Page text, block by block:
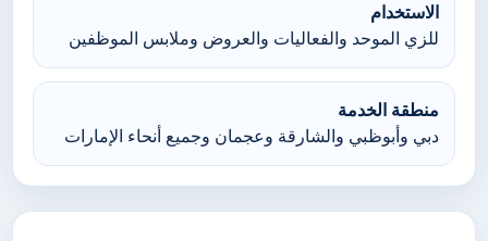
الاستخدام
للزي الموحد والفعاليات والعروض وملابس الموظفين
منطقة الخدمة
دبي وأبوظبي والشارقة وعجمان وجميع أنحاء الإمارات